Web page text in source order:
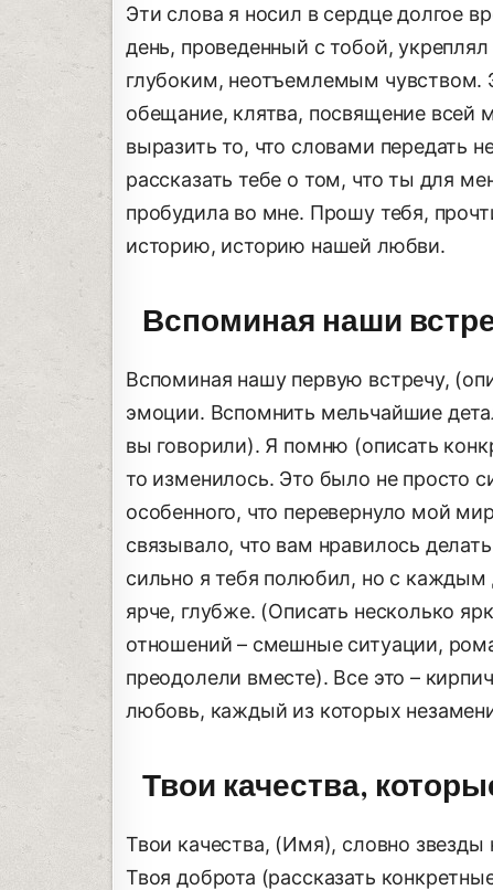
Эти слова я носил в сердце долгое
день, проведенный с тобой,
глубоким, неотъемлемым чувством.
обещание, клятва, посвящение всей
выразить то, что словами передать
рассказать тебе о том, что ты для
пробудила во мне. Прошу тебя,
историю, историю нашей любви.
Вспоминая наши
Вспоминая нашу первую встречу,
эмоции. Вспомнить мельчайшие
вы говорили). Я помню (описать
то изменилось. Это было не просто
особенного, что перевернуло мой
связывало, что вам нравилось
сильно я тебя полюбил, но с каждым
ярче, глубже. (Описать несколько
отношений – смешные ситуации,
преодолели вместе). Все это –
любовь, каждый из которых
Твои качества,
Твои качества, (Имя), словно
Твоя доброта (рассказать